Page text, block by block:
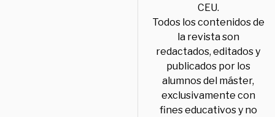
CEU.
Todos los contenidos de
la revista son
redactados, editados y
publicados por los
alumnos del máster,
exclusivamente con
fines educativos y no